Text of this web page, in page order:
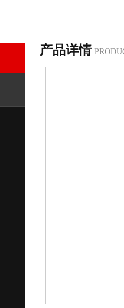
产品详情